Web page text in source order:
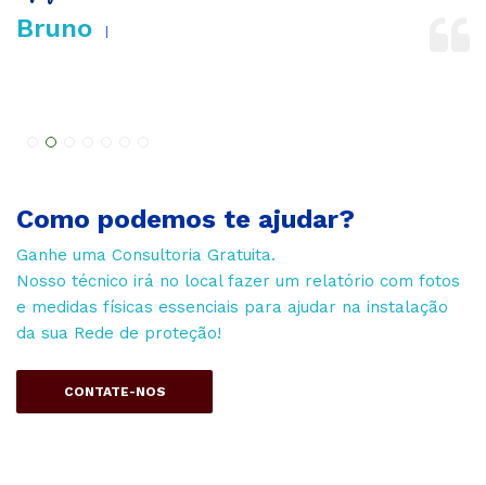
Bruno
Como podemos te ajudar?
Ganhe uma Consultoria Gratuita.
Nosso técnico irá no local fazer um relatório com fotos
e medidas físicas essenciais para ajudar na instalação
da sua Rede de proteção!
CONTATE-NOS